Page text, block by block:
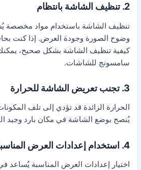
2. تنظيف الشاشة بانتظام
تنظيف الشاشة باستخدام مواد مخصصة
وضوح الصورة وجودة العرض. إذا كنت
كيفية تنظيف الشاشة بشكل صحيح،
سامسونج للشاشات.
3. تجنب تعريض الشاشة للحرارة
الحرارة الزائدة قد تؤدي إلى تلف
يُنصح بوضع الشاشة في مكان بارد وجيد
4. استخدام إعدادات العرض المناسبة
اختيار إعدادات العرض المناسبة يُساعد